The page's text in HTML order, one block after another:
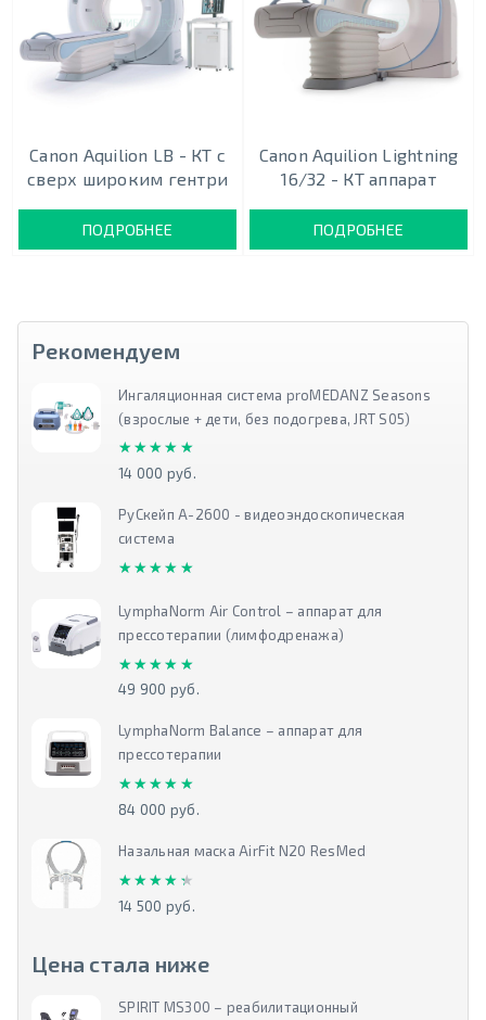
Canon Aquilion LB - КТ с
сверх широким гентри
ПОДРОБНЕЕ
Canon Aquilion Lightning
16/32 - КТ аппарат
ПОДРОБНЕЕ
Рекомендуем
Ингаляционная система proMEDANZ Seasons
(взрослые + дети, без подогрева, JRT S05)
★★★★★
★★★★★
14 000 руб.
РуСкейп А-2600 - видеоэндоскопическая
система
★★★★★
★★★★★
LymphaNorm Air Control – аппарат для
прессотерапии (лимфодренажа)
★★★★★
★★★★★
49 900 руб.
LymphaNorm Balance – аппарат для
прессотерапии
★★★★★
★★★★★
84 000 руб.
Назальная маска AirFit N20 ResMed
★★★★★
★★★★★
14 500 руб.
Цена стала ниже
SPIRIT MS300 – реабилитационный